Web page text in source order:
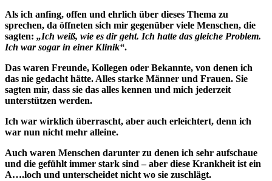
Als ich anfing, offen und ehrlich über dieses Thema zu
sprechen, da öffneten sich mir gegenüber viele Menschen, die
sagten: „Ich weiß, wie es dir geht. Ich hatte das gleiche Problem.
Ich war sogar in einer Klinik“.
Das waren Freunde, Kollegen oder Bekannte, von denen ich
das nie gedacht hätte. Alles starke Männer und Frauen. Sie
sagten mir, dass sie das alles kennen und mich jederzeit
unterstützen werden.
Ich war wirklich überrascht, aber auch erleichtert, denn ich
war nun nicht mehr alleine.
Auch waren Menschen darunter zu denen ich sehr aufschaue
und die gefühlt immer stark sind – aber diese Krankheit ist ein
A….loch und unterscheidet nicht wo sie zuschlägt.